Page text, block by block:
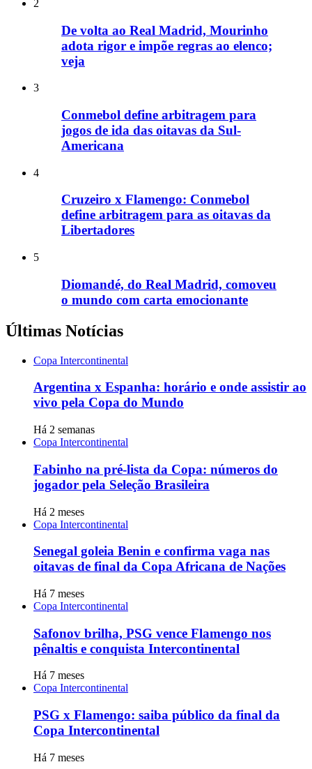
2
De volta ao Real Madrid, Mourinho
adota rigor e impõe regras ao elenco;
veja
3
Conmebol define arbitragem para
jogos de ida das oitavas da Sul-
Americana
4
Cruzeiro x Flamengo: Conmebol
define arbitragem para as oitavas da
Libertadores
5
Diomandé, do Real Madrid, comoveu
o mundo com carta emocionante
Últimas Notícias
Copa Intercontinental
Argentina x Espanha: horário e onde assistir ao
vivo pela Copa do Mundo
Há 2 semanas
Copa Intercontinental
Fabinho na pré-lista da Copa: números do
jogador pela Seleção Brasileira
Há 2 meses
Copa Intercontinental
Senegal goleia Benin e confirma vaga nas
oitavas de final da Copa Africana de Nações
Há 7 meses
Copa Intercontinental
Safonov brilha, PSG vence Flamengo nos
pênaltis e conquista Intercontinental
Há 7 meses
Copa Intercontinental
PSG x Flamengo: saiba público da final da
Copa Intercontinental
Há 7 meses